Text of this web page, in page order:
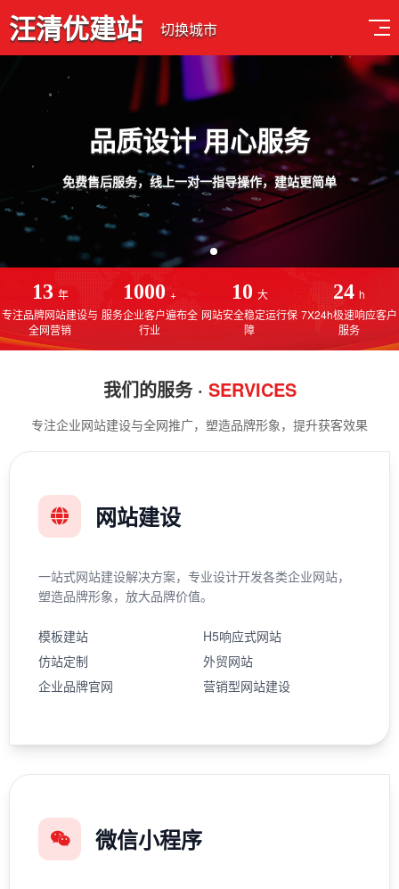
汪清优建站 切换城市
品质设计 用心服务
免费售后服务，线上一对一指导操作，建站更简单
13 年
专注品牌网站建设与
全网营销
1000 +
服务企业客户遍布全
行业
10 大
网站安全稳定运行保
障
24 h
7X24h极速响应客户
服务
我们的服务 · SERVICES
专注企业网站建设与全网推广，塑造品牌形象，提升获客效果
网站建设
一站式网站建设解决方案，专业设计开发各类企业网站，
塑造品牌形象，放大品牌价值。
模板建站
H5响应式网站
仿站定制
外贸网站
企业品牌官网
营销型网站建设
微信小程序